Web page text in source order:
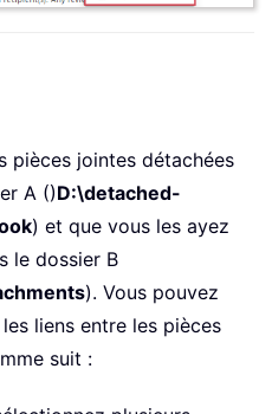
pièces jointes détachées
A ()D:\detached-
) et que vous les ayez
le dossier B
). Vous pouvez
liens entre les pièces
suit :